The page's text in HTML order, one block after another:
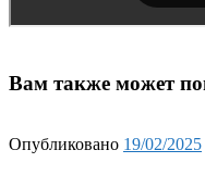
Вам также может
Опубликовано 19/02/2025